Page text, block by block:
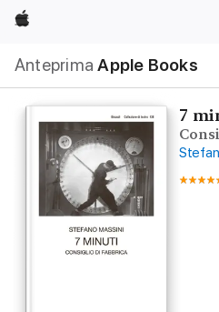
Apple
Anteprima Apple Books
locale
Apri
Menu
7